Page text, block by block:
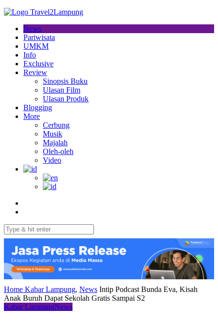
News
Pariwisata
UMKM
Info
Exclusive
Review
Sinopsis Buku
Ulasan Film
Ulasan Produk
Blogging
More
Cerbung
Musik
Majalah
Oleh-oleh
Video
Home Kabar Lampung, News Intip Podcast Bunda Eva, Kisah
Anak Buruh Dapat Sekolah Gratis Sampai S2
Kabar LampungNews